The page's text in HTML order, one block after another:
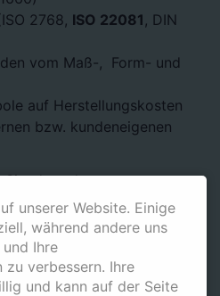
2768, ISO 22081 , DIN
vom Maß-, Form- und
auf Herstellungskosten
bzw. kundeneigenen
dass der
Seminare drei Wochen vor
liegt.
unserer Website. Einige
während andere uns
Ihre
zu verbessern. Ihre
und kann auf der Seite